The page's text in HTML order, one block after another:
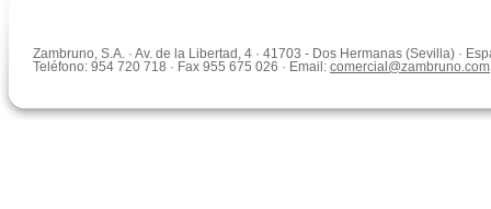
Zambruno, S.A. · Av. de la Libertad, 4 · 41703 - Dos Hermanas (Sevilla) ·
Teléfono: 954 720 718 · Fax 955 675 026 · Email: comercial@zambruno.com